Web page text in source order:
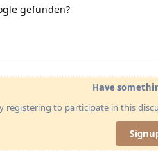
gefunden?
Have
registering to participate in this